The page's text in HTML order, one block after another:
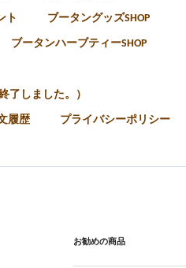
ト ブータングッズSHOP
ブータンハーブティーSHOP
しました。）
履歴 プライバシーポリシー
お勧めの商品